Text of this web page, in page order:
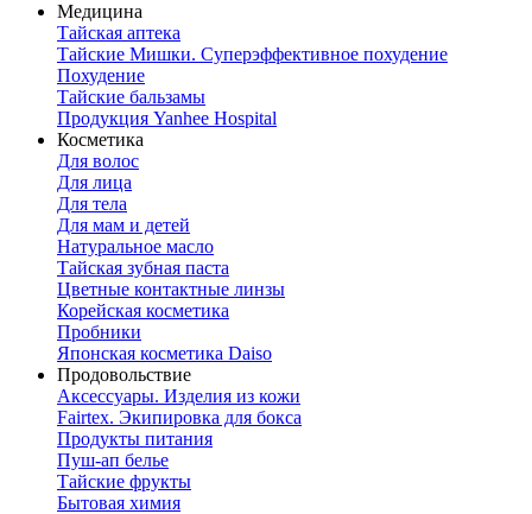
Медицина
Тайская аптека
Тайские Мишки. Суперэффективное похудение
Похудение
Тайские бальзамы
Продукция Yanhee Hospital
Косметика
Для волос
Для лица
Для тела
Для мам и детей
Натуральное масло
Тайская зубная паста
Цветные контактные линзы
Корейская косметика
Пробники
Японская косметика Daiso
Продовольствие
Аксессуары. Изделия из кожи
Fairtex. Экипировка для бокса
Продукты питания
Пуш-ап белье
Тайские фрукты
Бытовая химия